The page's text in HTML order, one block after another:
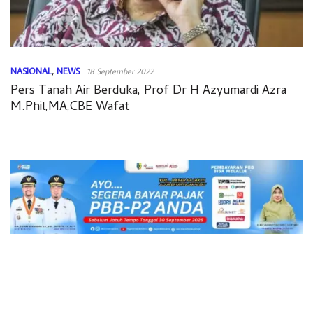
NASIONAL, NEWS 18 September 2022
Pers Tanah Air Berduka, Prof Dr H Azyumardi Azra
M.Phil,MA,CBE Wafat